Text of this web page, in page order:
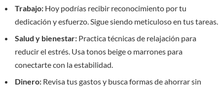
Trabajo: Hoy podrías recibir reconocimiento por tu
dedicación y esfuerzo. Sigue siendo meticuloso en tus tareas.
Salud y bienestar: Practica técnicas de relajación para
reducir el estrés. Usa tonos beige o marrones para
conectarte con la estabilidad.
Dinero: Revisa tus gastos y busca formas de ahorrar sin